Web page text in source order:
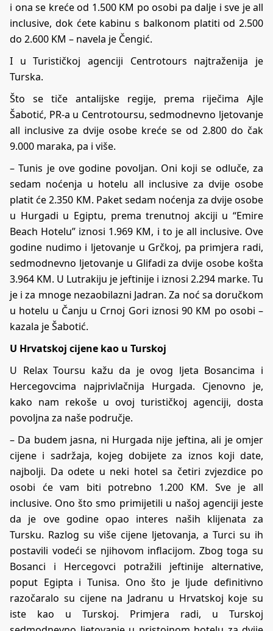
i ona se kreće od 1.500 KM po osobi pa dalje i sve je all
inclusive, dok ćete kabinu s balkonom platiti od 2.500
do 2.600 KM – navela je Čengić.
I u Turističkoj agenciji Centrotours najtraženija je
Turska.
Što se tiče antalijske regije, prema riječima Ajle
Šabotić, PR-a u Centrotoursu, sedmodnevno ljetovanje
all inclusive za dvije osobe kreće se od 2.800 do čak
9.000 maraka, pa i više.
– Tunis je ove godine povoljan. Oni koji se odluče, za
sedam noćenja u hotelu all inclusive za dvije osobe
platit će 2.350 KM. Paket sedam noćenja za dvije osobe
u Hurgadi u Egiptu, prema trenutnoj akciji u “Emire
Beach Hotelu” iznosi 1.969 KM, i to je all inclusive. Ove
godine nudimo i ljetovanje u Grčkoj, pa primjera radi,
sedmodnevno ljetovanje u Glifadi za dvije osobe košta
3.964 KM. U Lutrakiju je jeftinije i iznosi 2.294 marke. Tu
je i za mnoge nezaobilazni Jadran. Za noć sa doručkom
u hotelu u Čanju u Crnoj Gori iznosi 90 KM po osobi –
kazala je Šabotić.
U Hrvatskoj cijene kao u Turskoj
U Relax Toursu kažu da je ovog ljeta Bosancima i
Hercegovcima najprivlačnija Hurgada. Cjenovno je,
kako nam rekoše u ovoj turističkoj agenciji, dosta
povoljna za naše područje.
– Da budem jasna, ni Hurgada nije jeftina, ali je omjer
cijene i sadržaja, kojeg dobijete za iznos koji date,
najbolji. Da odete u neki hotel sa četiri zvjezdice po
osobi će vam biti potrebno 1.200 KM. Sve je all
inclusive. Ono što smo primijetili u našoj agenciji jeste
da je ove godine opao interes naših klijenata za
Tursku. Razlog su više cijene ljetovanja, a Turci su ih
postavili vodeći se njihovom inflacijom. Zbog toga su
Bosanci i Hercegovci potražili jeftinije alternative,
poput Egipta i Tunisa. Ono što je ljude definitivno
razočaralo su cijene na Jadranu u Hrvatskoj koje su
iste kao u Turskoj. Primjera radi, u Turskoj